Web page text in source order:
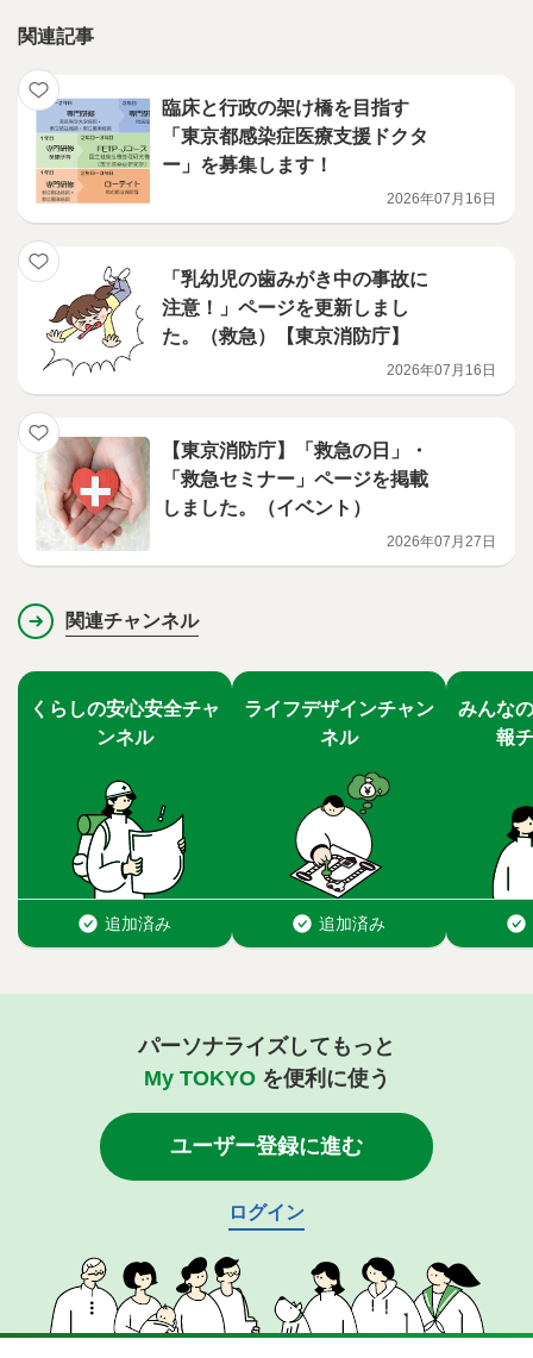
関連記事
臨床と行政の架け橋を目指す
「東京都感染症医療支援ドクタ
ー」を募集します！
2026年07月16日
「乳幼児の歯みがき中の事故に
注意！」ページを更新しまし
た。（救急）【東京消防庁】
2026年07月16日
【東京消防庁】「救急の日」・
「救急セミナー」ページを掲載
しました。（イベント）
2026年07月27日
関連チャンネル
パーソナライズしてもっと
My TOKYOを便利に使う
ユーザー登録に進む
ログイン